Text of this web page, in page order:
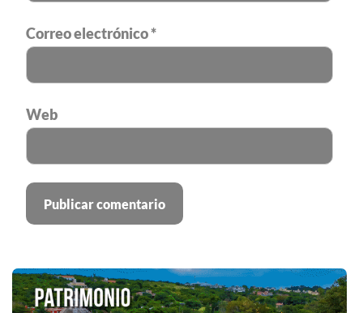
Correo electrónico*
Web